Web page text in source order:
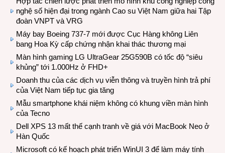
nghệ số hiện đại trong ngành Cao su Việt Nam giữa hai Tập
đoàn VNPT và VRG
Máy bay Boeing 737-7 mới được Cục Hàng không Liên
bang Hoa Kỳ cấp chứng nhận khai thác thương mại
Màn hình gaming LG UltraGear 25G590B có tốc độ “siêu
khủng” tới 1.000Hz ở FHD+
Doanh thu của các dịch vụ viễn thông và truyền hình trả phí
của Việt Nam tiếp tục gia tăng
Mẫu smartphone khái niệm không có khung viền màn hình
của Tecno
Dell XPS 13 mất thế cạnh tranh về giá với MacBook Neo ở
Hàn Quốc
Microsoft có kế hoạch phát triển WinUI 3 để làm máy tính